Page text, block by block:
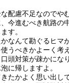
配慮不足なのでや
今進むべき航路の
す。
なんて勘ぐるヒマ
うべきかよーく考
頭対策が疎かにな
に帰しますよ。
たかよく思い出し